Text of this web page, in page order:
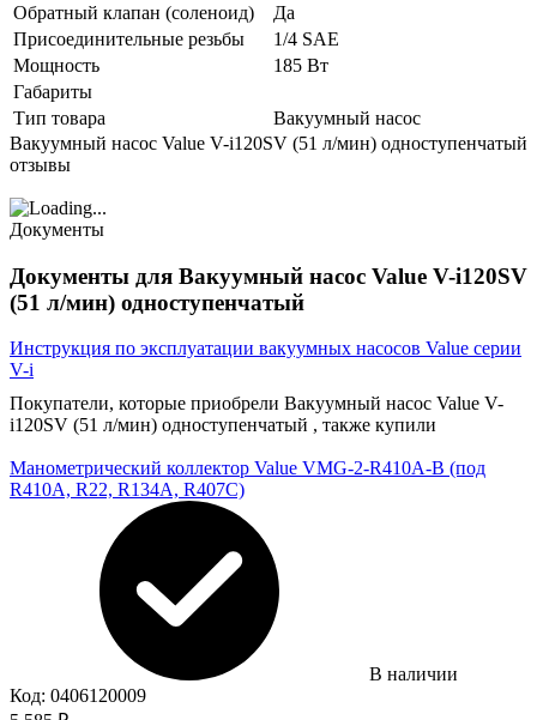
Обратный клапан (соленоид)
Да
Присоединительные резьбы
1/4 SAE
Мощность
185 Вт
Габариты
Тип товара
Вакуумный насос
Вакуумный насос Value V-i120SV (51 л/мин) одноступенчатый
отзывы
Документы
Документы для Вакуумный насос Value V-i120SV
(51 л/мин) одноступенчатый
Инструкция по эксплуатации вакуумных насосов Value серии
V-i
Покупатели, которые приобрели Вакуумный насос Value V-
i120SV (51 л/мин) одноступенчатый , также купили
Манометрический коллектор Value VMG-2-R410A-B (под
R410A, R22, R134A, R407C)
В наличии
Код: 0406120009